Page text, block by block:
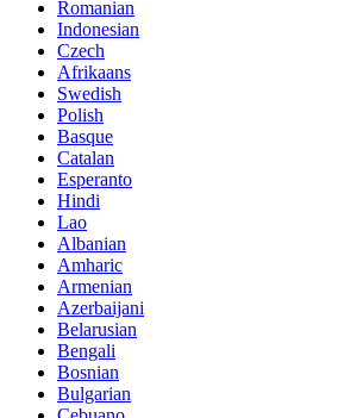
Romanian
Indonesian
Czech
Afrikaans
Swedish
Polish
Basque
Catalan
Esperanto
Hindi
Lao
Albanian
Amharic
Armenian
Azerbaijani
Belarusian
Bengali
Bosnian
Bulgarian